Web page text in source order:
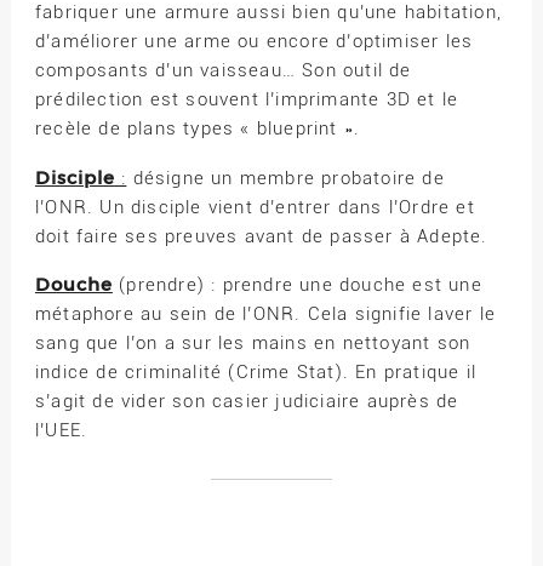
fabriquer une armure aussi bien qu’une habitation,
d’améliorer une arme ou encore d’optimiser les
composants d’un vaisseau… Son outil de
prédilection est souvent l’imprimante 3D et le
recèle de plans types « blueprint ».
Disciple : désigne un membre probatoire de
l’ONR. Un disciple vient d’entrer dans l’Ordre et
doit faire ses preuves avant de passer à Adepte.
Douche (prendre) : prendre une douche est une
métaphore au sein de l’ONR. Cela signifie laver le
sang que l’on a sur les mains en nettoyant son
indice de criminalité (Crime Stat). En pratique il
s’agit de vider son casier judiciaire auprès de
l’UEE.